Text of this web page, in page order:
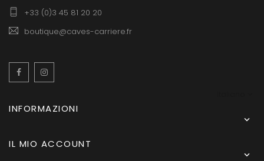
+33 (0)3 45 81 20 20
boutique@caves-carriere.fr
Facebook
INFORMAZIONI

IL MIO ACCOUNT
